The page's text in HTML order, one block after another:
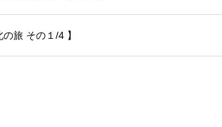
旅 その１/4 】